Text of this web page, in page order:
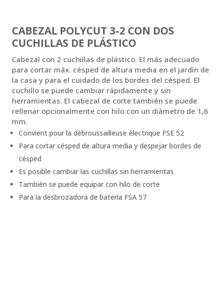
CABEZAL POLYCUT 3-2 CON DOS
CUCHILLAS DE PLÁSTICO
Cabezal con 2 cuchillas de plástico. El más adecuado
para cortar máx. césped de altura media en el jardín de
la casa y para el cuidado de los bordes del césped. El
cuchillo se puede cambiar rápidamente y sin
herramientas. El cabezal de corte también se puede
rellenar opcionalmente con hilo con un diámetro de 1,6
mm.
Convient pour la débroussailleuse électrique FSE 52
Para cortar césped de altura media y despejar bordes de
césped
Es posible cambiar las cuchillas sin herramientas
También se puede equipar con hilo de corte
Para la desbrozadora de batería FSA 57